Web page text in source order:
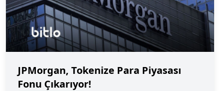
JPMorgan, Tokenize Para Piyasası
Fonu Çıkarıyor!